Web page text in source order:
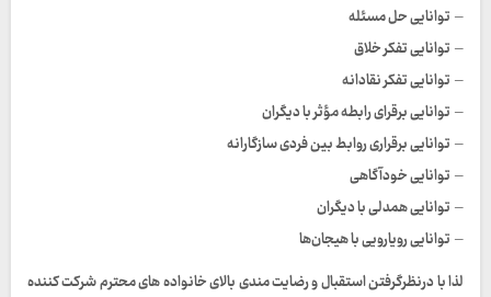
– توانایی حل مسئله
– توانایی تفکر خلاق
– توانایی تفکر نقادانه
– توانایی برقرای رابطه مؤثر با دیگران
– توانایی برقراری روابط بین فردی سازگارانه
– توانایی خودآگاهی
– توانایی همدلی با دیگران
– توانایی رویارویی با هیجان‌ها
لذا با درنظرگرفتن استقبال و رضایت مندی بالای خانواده های محترم شرکت کننده